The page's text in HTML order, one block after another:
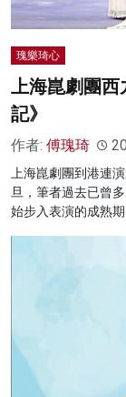
瑰樂琦心
上海崑劇團西
記》
作者: 傅瑰琦
上海崑劇團到港連
旦，筆者過去已曾
始步入表演的成熟期